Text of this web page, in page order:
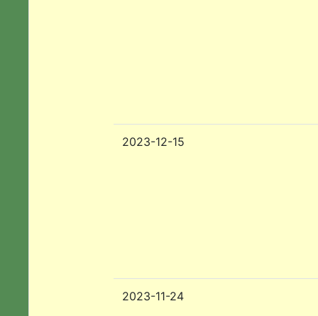
2023-12-15
2023-11-24